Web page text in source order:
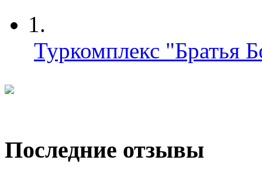
1.
Туркомплекс "Братья
Последние отзывы